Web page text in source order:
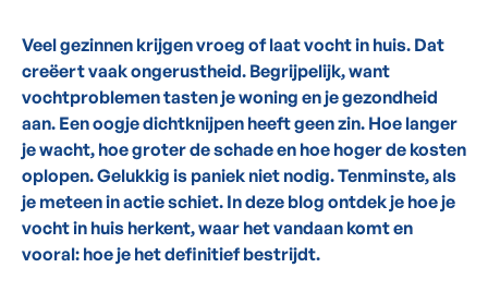
Veel gezinnen krijgen vroeg of laat vocht in huis. Dat
creëert vaak ongerustheid. Begrijpelijk, want
vochtproblemen tasten je woning en je gezondheid
aan. Een oogje dichtknijpen heeft geen zin. Hoe langer
je wacht, hoe groter de schade en hoe hoger de kosten
oplopen. Gelukkig is paniek niet nodig. Tenminste, als
je meteen in actie schiet. In deze blog ontdek je hoe je
vocht in huis herkent, waar het vandaan komt en
vooral: hoe je het definitief bestrijdt.